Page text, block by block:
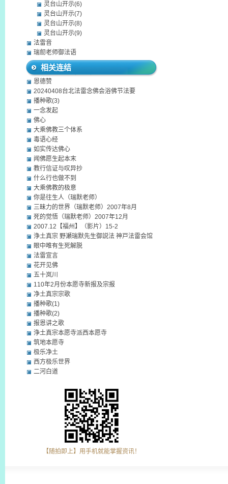
灵台山开示(6)
灵台山开示(7)
灵台山开示(8)
灵台山开示(9)
法雷音
瑞劎老师御法语
相关连结
恩德赞
20240408台北法雷念佛会浴佛节法要
播种歌(3)
一念发起
佛心
大乘佛教三个体系
毒语心经
如实传达佛心
闻佛愿生起本末
教行信证与叹异抄
什么行也做不到
大乘佛教的极意
你是往生人（瑞默老师）
三昧力的世界（瑞默老师）2007年8月
死的觉悟（瑞默老师）2007年12月
2007.12【福州】（影片）15-2
浄土真宗 野瀬瑞默先生御説法 神戸法雷会馆
眼中唯有生死解脱
法雷宣言
花开见佛
五十岚川
110年2月份本愿寺新报及宗报
净土真宗宗歌
播种歌(1)
播种歌(2)
报恩讲之歌
浄土真宗本愿寺派西本愿寺
筑地本愿寺
极乐净土
西方极乐世界
二河白道
【随拍即上】用手机就能掌握资讯！